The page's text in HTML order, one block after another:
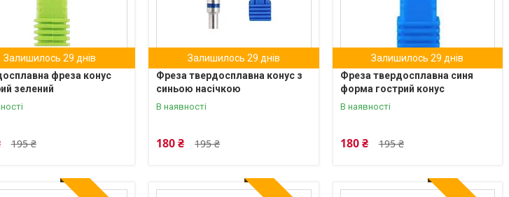
Залишилось 29 днів
фреза конус
зелений
195 ₴
Залишилось 29 днів
Фреза твердосплавна конус з
синьою насічкою
В наявності
195 ₴
180 ₴
Залишилось 29 днів
Фреза твердосплавна синя
форма гострий конус
В наявності
195 ₴
180 ₴